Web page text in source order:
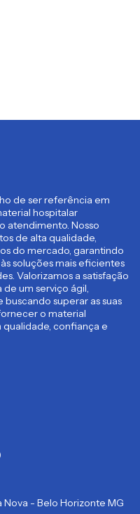
de ser referência em
hospitalar
atendimento. Nosso
de alta qualidade,
do mercado, garantindo
soluções mais eficientes
Valorizamos a satisfação
um serviço ágil,
superar as suas
o material
confiança e
Nova - Belo Horizonte MG